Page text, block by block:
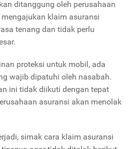
ditanggung oleh perusahaan
klaim asuransi
tenang dan tidak perlu
proteksi untuk mobil, ada
wajib dipatuhi oleh nasabah.
ini tidak diikuti dengan tepat
asuransi akan menolak
simak cara klaim asuransi